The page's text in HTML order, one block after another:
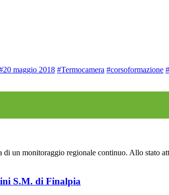
maggio 2018 #Termocamera #corsoformazione
un monitoraggio regionale continuo. Allo stato
S.M. di Finalpia